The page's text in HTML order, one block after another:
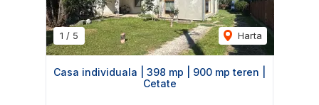
1 / 5 Harta
Casa individuala | 398 mp | 900 mp teren |
Cetate